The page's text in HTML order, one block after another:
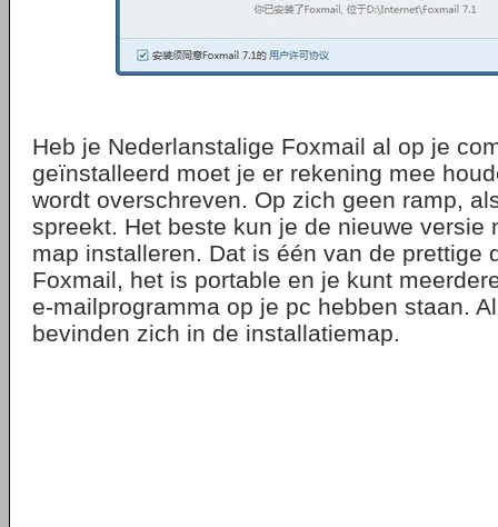
Heb je Nederlanstalige Foxmail al op je
geïnstalleerd moet je er rekening mee
wordt overschreven. Op zich geen ramp,
spreekt. Het beste kun je de nieuwe versie
map installeren. Dat is één van de prettige
Foxmail, het is portable en je kunt
e-mailprogramma op je pc hebben staan.
bevinden zich in de installatiemap.